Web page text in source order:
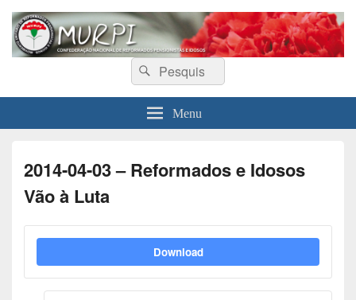
MURPI
Confederação Nacional de Reformados, Pensionistas e Idosos
Search
for:
Search
Menu
2014-04-03 – Reformados e Idosos
Vão à Luta
Download